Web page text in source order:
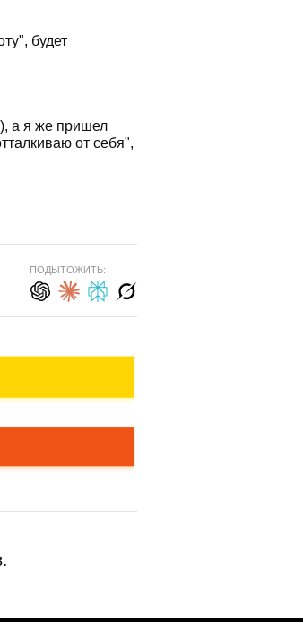
будет
а я же пришел
от себя",
ПОДЫТОЖИТЬ: